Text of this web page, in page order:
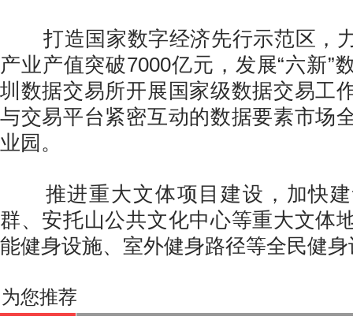
打造国家数字经济先行示范区，
产业产值突破7000亿元，发展“六新”
圳数据交易所开展国家级数据交易工
与交易平台紧密互动的数据要素市场
业园。
推进重大文体项目建设，加快建
群、安托山公共文化中心等重大文体
能健身设施、室外健身路径等全民健
为您推荐